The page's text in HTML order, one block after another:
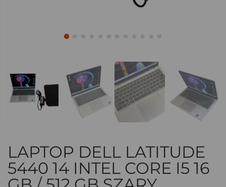
LAPTOP DELL LATITUDE
5440 14 INTEL CORE I5 16